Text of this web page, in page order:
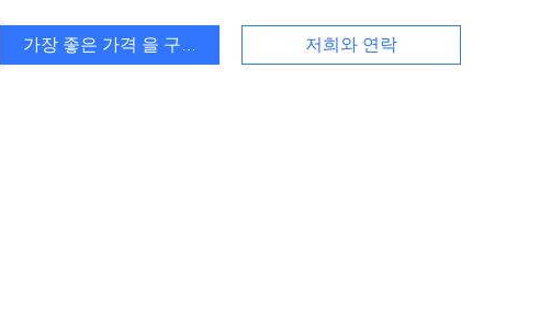
가장 좋은 가격 을 구하라 저희와 연락